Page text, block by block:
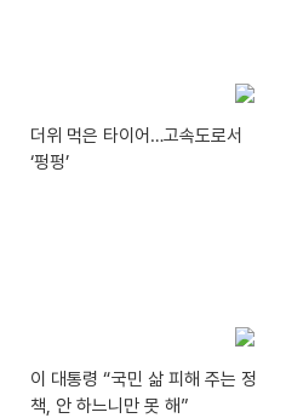
더위 먹은 타이어…고속도로서
‘펑펑’
이 대통령 “국민 삶 피해 주는 정
책, 안 하느니만 못 해”